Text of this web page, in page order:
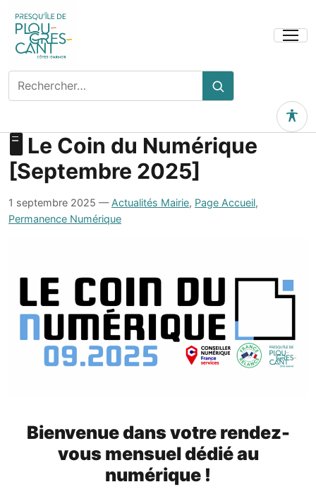
Ouvrir
Rechercher
sur
site
Rechercher
Outils
🖥️ Le Coin du Numérique
[Septembre 2025]
1 septembre 2025 — Actualités Mairie, Page Accueil,
Permanence Numérique
Bienvenue dans votre rendez-
vous mensuel dédié au
numérique !